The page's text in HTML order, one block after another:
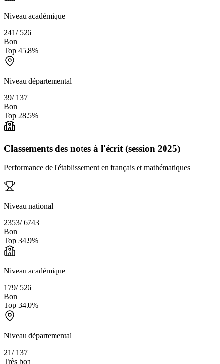
Niveau académique
241/ 526
Bon
Top 45.8%
Niveau départemental
39/ 137
Bon
Top 28.5%
Classements des notes à l'écrit (session 2025)
Performance de l'établissement en français et mathématiques
Niveau national
2353/6743
Bon
Top 34.9%
Niveau académique
179/ 526
Bon
Top 34.0%
Niveau départemental
21/ 137
Très bon